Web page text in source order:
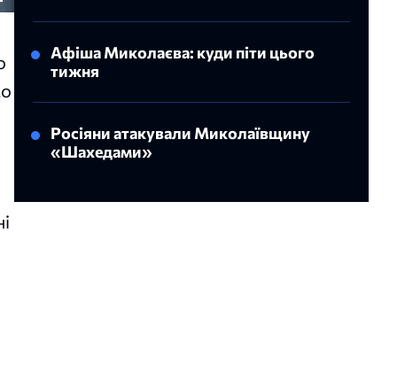
Афіша Миколаєва: куди піти цього
тижня
Росіяни атакували Миколаївщину
«Шахедами»